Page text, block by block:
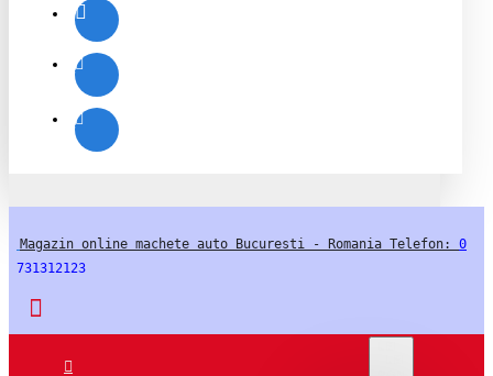
Magazin online machete auto Bucuresti - Romania Telefon: 0
731312123